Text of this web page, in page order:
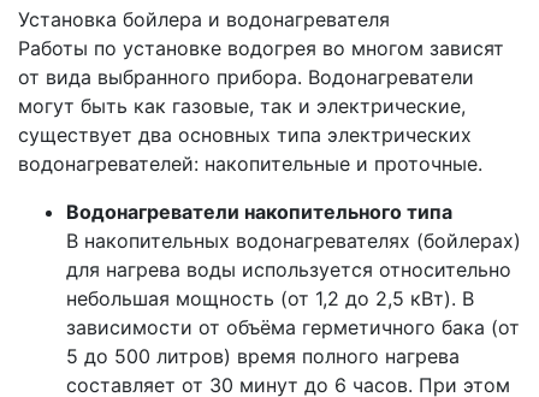
Установка бойлера и водонагревателя
Работы по установке водогрея во многом зависят
от вида выбранного прибора. Водонагреватели
могут быть как газовые, так и электрические,
существует два основных типа электрических
водонагревателей: накопительные и проточные.
Водонагреватели накопительного типа
В накопительных водонагревателях (бойлерах)
для нагрева воды используется относительно
небольшая мощность (от 1,2 до 2,5 кВт). В
зависимости от объёма герметичного бака (от
5 до 500 литров) время полного нагрева
составляет от 30 минут до 6 часов. При этом